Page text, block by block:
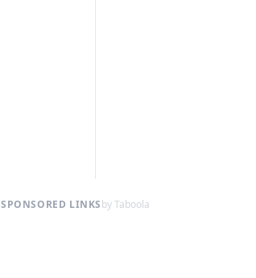
SPONSORED LINKSby Taboola